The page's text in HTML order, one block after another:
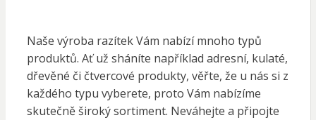
Naše výroba razítekVám nabízí mnoho typů
produktů. Ať už sháníte například adresní, kulaté,
dřevěné či čtvercové produkty, věřte, že u nás si z
každého typu vyberete, proto Vám nabízíme
skutečně široký sortiment. Neváhejte a připojte